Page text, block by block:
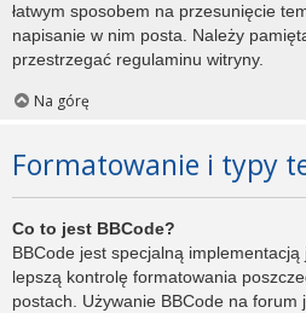
łatwym sposobem na przesunięcie
napisanie w nim posta. Należy
przestrzegać regulaminu witryny.
Na górę
Formatowanie i typy
Co to jest BBCode?
BBCode jest specjalną
lepszą kontrolę formatowania
postach. Używanie BBCode na forum